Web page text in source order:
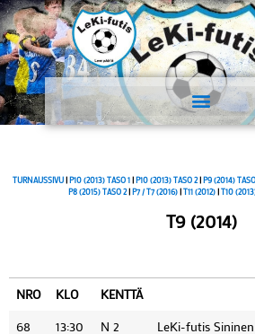
TURNAUSSIVU|P10 (2013) TASO 1|P10 (2013) TASO 2|P9 (2014)
P8 (2015) TASO 2|P7 / T7 (2016)|T11 (2012)|T10
T9 (2014)
NRO KLO KENTTÄ
68
13:30 N 2
LeKi-futis Sininen